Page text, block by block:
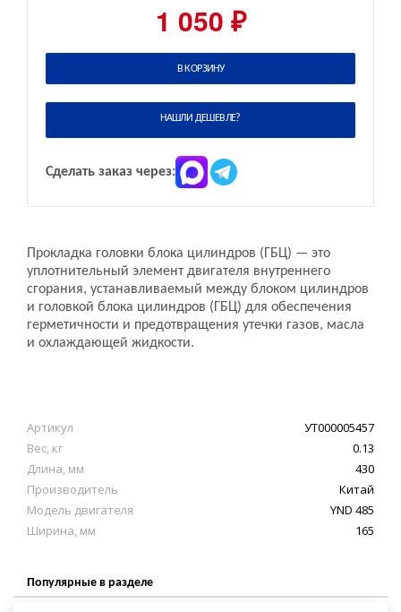
1 050 ₽
В КОРЗИНУ
НАШЛИ ДЕШЕВЛЕ?
Сделать заказ через:
Прокладка головки блока цилиндров (ГБЦ) — это
уплотнительный элемент двигателя внутреннего
сгорания, устанавливаемый между блоком цилиндров
и головкой блока цилиндров (ГБЦ) для обеспечения
герметичности и предотвращения утечки газов, масла
и охлаждающей жидкости.
Артикул
УТ000005457
Вес, кг
0.13
Длина, мм
430
Производитель
Китай
Модель двигателя
YND 485
Ширина, мм
165
Популярные в разделе